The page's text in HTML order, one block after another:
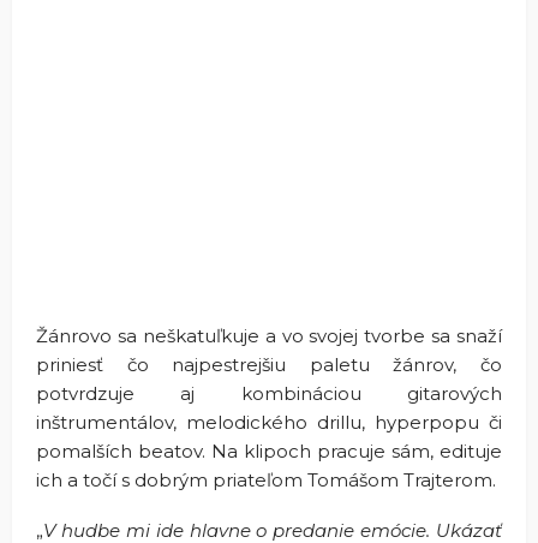
Žánrovo sa neškatuľkuje a vo svojej tvorbe sa snaží
priniesť čo najpestrejšiu paletu žánrov, čo
potvrdzuje aj kombináciou gitarových
inštrumentálov, melodického drillu, hyperpopu či
pomalších beatov. Na klipoch pracuje sám, edituje
ich a točí s dobrým priateľom Tomášom Trajterom.
„V hudbe mi ide hlavne o predanie emócie. Ukázať